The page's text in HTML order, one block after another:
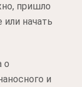
пришло
начать
о
и